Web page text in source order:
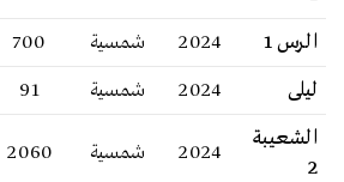
الرس 1 2024 شمسية 700
ليلى
2024 شمسية 91
الشعيبة
2
2024 شمسية 2060